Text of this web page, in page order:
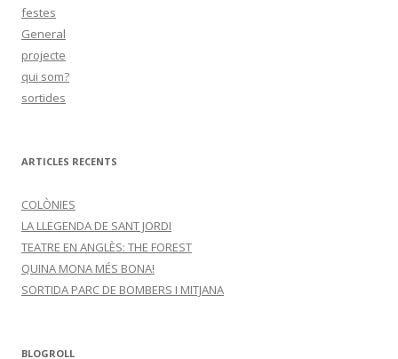
festes
General
projecte
qui som?
sortides
ARTICLES RECENTS
COLÒNIES
LA LLEGENDA DE SANT JORDI
TEATRE EN ANGLÈS: THE FOREST
QUINA MONA MÉS BONA!
SORTIDA PARC DE BOMBERS I MITJANA
BLOGROLL